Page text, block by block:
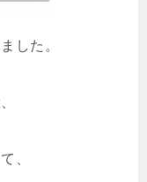
した。
、